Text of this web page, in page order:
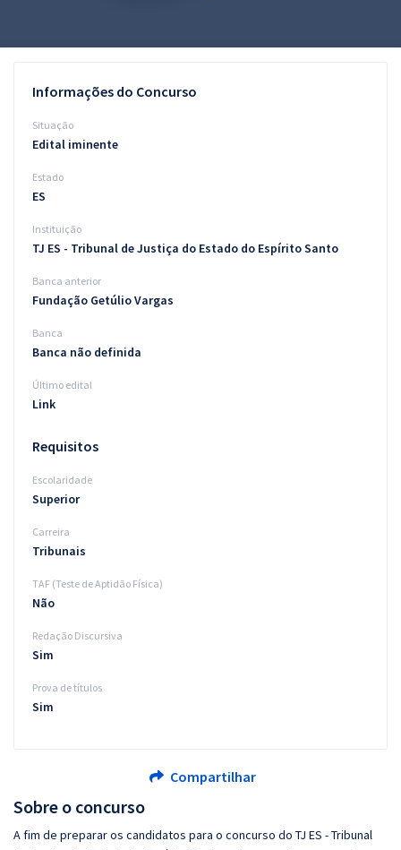
Conteúdo gratuito
Blog
Sobre o concurso
A fim de preparar os candidatos para o concurso do TJ ES - Tribunal
Informações do Concurso
Situação
Edital iminente
Estado
ES
Instituição
TJ ES - Tribunal de Justiça do Estado do Espírito Santo
Banca anterior
Fundação Getúlio Vargas
Banca
Banca não definida
Último edital
Link
Requisitos
Escolaridade
Superior
Carreira
Tribunais
TAF (Teste de Aptidão Física)
Não
Redação Discursiva
Sim
Prova de títulos
Sim
Compartilhar